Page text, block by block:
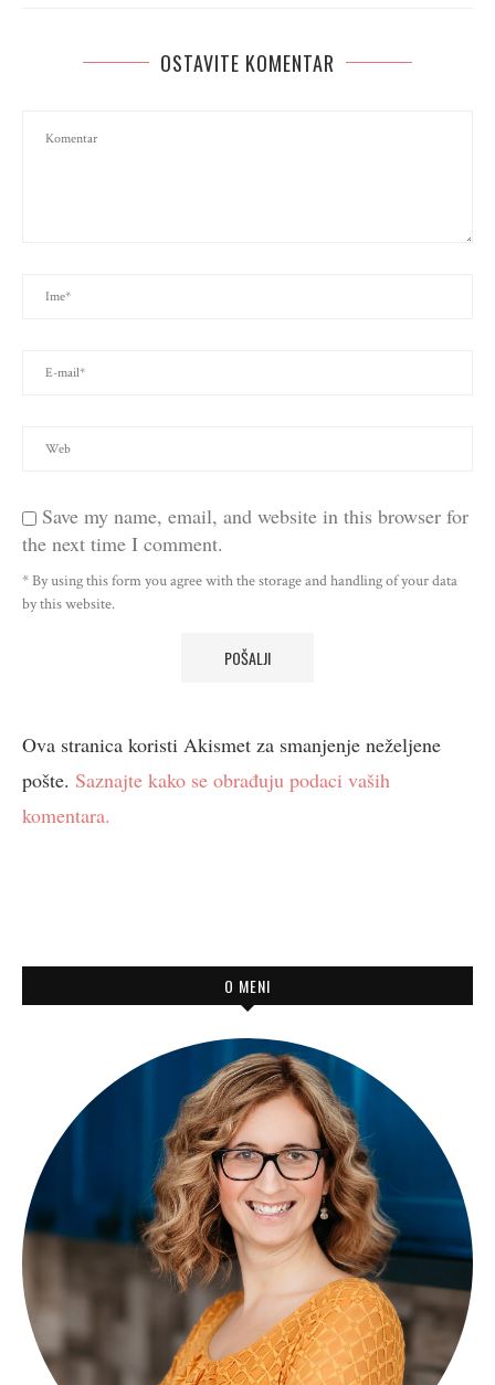
OSTAVITE KOMENTAR
Save my name, email, and website in this browser for
the next time I comment.
* By using this form you agree with the storage and handling of your data
by this website.
Ova stranica koristi Akismet za smanjenje neželjene
pošte. Saznajte kako se obrađuju podaci vaših
komentara.
O MENI